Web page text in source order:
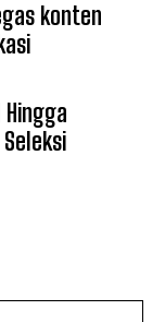
konten